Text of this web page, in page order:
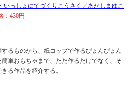
いっしょにてづくりこうさく／あかしまゆこ
：430円
るものから、紙コップで作るぴょんぴょん
単おもちゃまで、ただ作るだけでなく、そ
る作品を紹介する。